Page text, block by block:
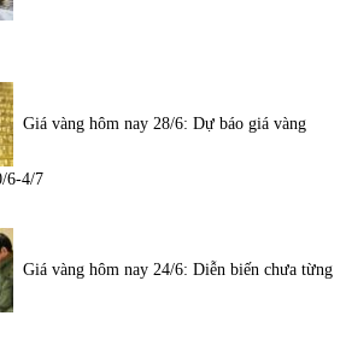
Giá vàng hôm nay 28/6: Dự báo giá vàng
6-4/7
Giá vàng hôm nay 24/6: Diễn biến chưa từng